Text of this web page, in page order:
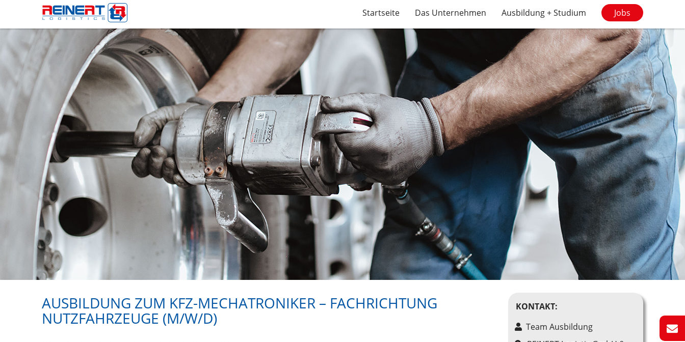
Startseite Das Unternehmen Ausbildung + Studium Jobs
AUSBILDUNG ZUM KFZ-MECHATRONIKER – FACHRICHTUNG
NUTZFAHRZEUGE (M/W/D)
KONTAKT:
Team Ausbildung